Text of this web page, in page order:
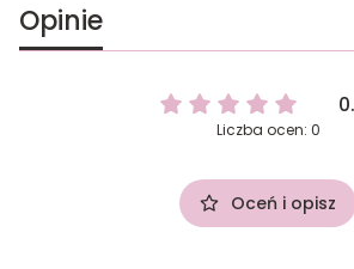
Opinie
Liczba ocen: 0
Oceń i opisz